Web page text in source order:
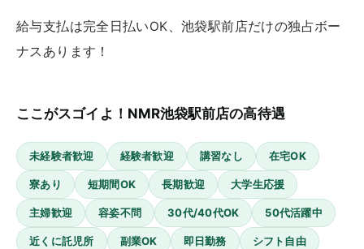
給与支払は完全日払いOK、池袋駅前店だけの独占ボー
ナスあります！
ここがスゴイよ！NMR池袋駅前店の高待遇
未経験者歓迎 経験者歓迎 講習なし 在宅OK
寮あり 短期間OK 長期歓迎 大学生応援
主婦歓迎 容姿不問 30代/40代OK 50代活躍中
近くに託児所 副業OK 即日勤務 シフト自由